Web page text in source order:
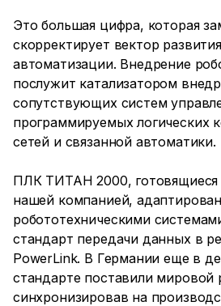
Это большая цифра, которая
скорректирует вектор
автоматизации. Внедрение
послужит катализатором
сопутствующих систем
программируемых логических
сетей и связанной автоматики.
ПЛК ТИТАН 2000, готовящиеся
нашей компанией,
робототехническими
стандарт передачи данных в
PowerLink. В Германии еще в
стандарте поставили мировой
синхронизировав на